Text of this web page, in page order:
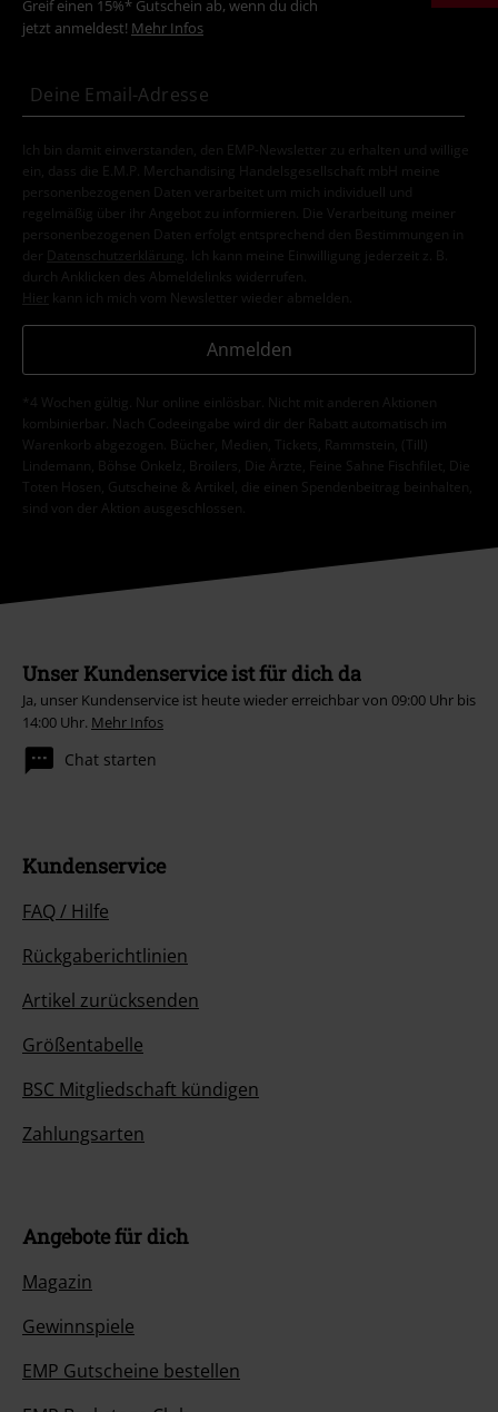
Greif einen 15%* Gutschein ab, wenn du dich
jetzt anmeldest! Mehr Infos
Ich bin damit einverstanden, den EMP-Newsletter zu erhalten und willige
ein, dass die E.M.P. Merchandising Handelsgesellschaft mbH meine
personenbezogenen Daten verarbeitet um mich individuell und
regelmäßig über ihr Angebot zu informieren. Die Verarbeitung meiner
personenbezogenen Daten erfolgt entsprechend den Bestimmungen in
der
Datenschutzerklärung
. Ich kann meine Einwilligung jederzeit z. B.
durch Anklicken des Abmeldelinks widerrufen.
Hier kann ich mich vom Newsletter wieder abmelden.
Anmelden
*4 Wochen gültig. Nur online einlösbar. Nicht mit anderen Aktionen
kombinierbar. Nach Codeeingabe wird dir der Rabatt automatisch im
Warenkorb abgezogen. Bücher, Medien, Tickets, Rammstein, (Till)
Lindemann, Böhse Onkelz, Broilers, Die Ärzte, Feine Sahne Fischfilet, Die
Toten Hosen, Gutscheine & Artikel, die einen Spendenbeitrag beinhalten,
sind von der Aktion ausgeschlossen.
Unser Kundenservice ist für dich da
Ja, unser Kundenservice ist heute wieder erreichbar von 09:00 Uhr bis
14:00 Uhr. Mehr Infos
Chat starten
Kundenservice
FAQ / Hilfe
Rückgaberichtlinien
Artikel zurücksenden
Größentabelle
BSC Mitgliedschaft kündigen
Zahlungsarten
Angebote für dich
Magazin
Gewinnspiele
EMP Gutscheine bestellen